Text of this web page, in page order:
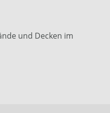
und Decken im